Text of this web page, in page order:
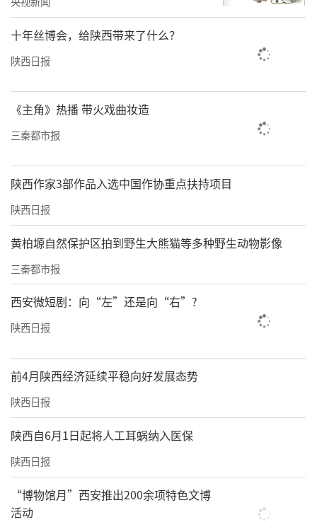
十年丝博会，给陕西带来了什么？
陕西日报
《主角》热播 带火戏曲妆造
三秦都市报
陕西作家3部作品入选中国作协重点扶持项目
陕西日报
黄柏塬自然保护区拍到野生大熊猫等多种野生动物影像
三秦都市报
西安微短剧：向“左”还是向“右”?
陕西日报
前4月陕西经济延续平稳向好发展态势
陕西日报
陕西自6月1日起将人工耳蜗纳入医保
陕西日报
“博物馆月”西安推出200余项特色文博
活动